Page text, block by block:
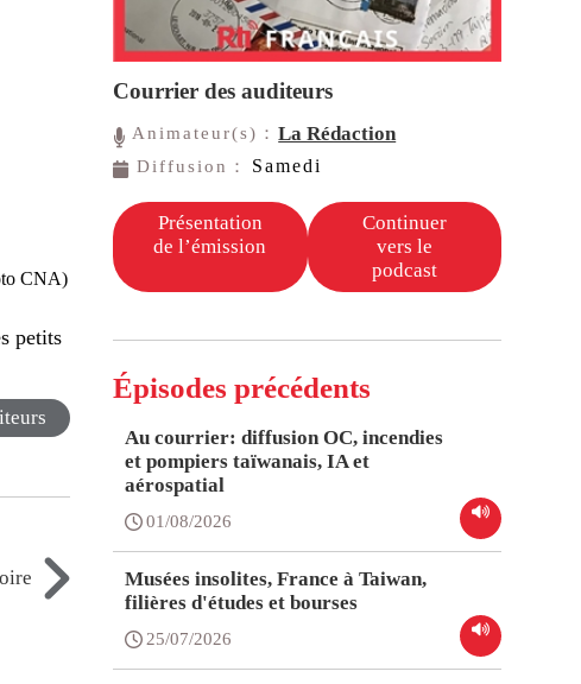
CNA)
petits
Courrier des auditeurs
Animateur(s)：La Rédaction
Diffusion： Samedi
Présentation
de l’émission
Continuer
vers le
podcast
Épisodes précédents
Au courrier: diffusion OC, incendies
et pompiers taïwanais, IA et
aérospatial
01/08/2026
Musées insolites, France à Taiwan,
filières d'études et bourses
25/07/2026